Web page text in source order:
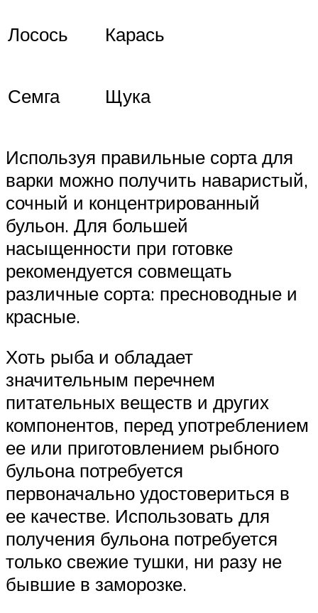
Лосось Карась
Семга Щука
Используя правильные сорта для
варки можно получить наваристый,
сочный и концентрированный
бульон. Для большей
насыщенности при готовке
рекомендуется совмещать
различные сорта: пресноводные и
красные.
Хоть рыба и обладает
значительным перечнем
питательных веществ и других
компонентов, перед употреблением
ее или приготовлением рыбного
бульона потребуется
первоначально удостовериться в
ее качестве. Использовать для
получения бульона потребуется
только свежие тушки, ни разу не
бывшие в заморозке.